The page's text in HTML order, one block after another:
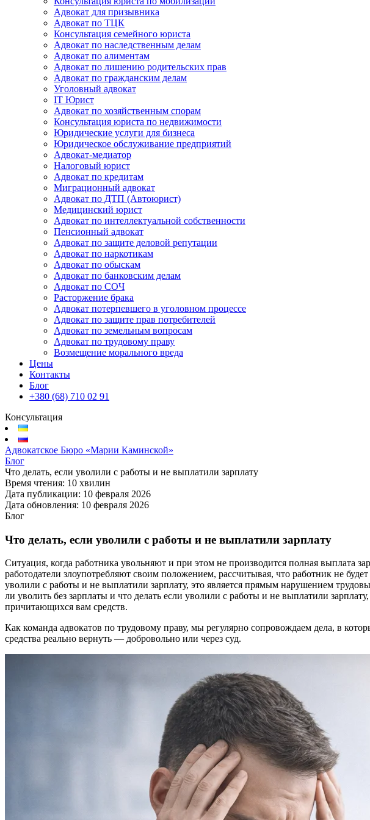
Адвокат для призывника
Адвокат по ТЦК
Консультация семейного юриста
Адвокат по наследственным делам
Адвокат по алиментам
Адвокат по лишению родительских прав
Адвокат по гражданским делам
Уголовный адвокат
IT Юрист
Адвокат по хозяйственным спорам
Консультация юриста по недвижимости
Юридические услуги для бизнеса
Юридическое обслуживание предприятий
Адвокат-медиатор
Налоговый юрист
Адвокат по кредитам
Миграционный адвокат
Адвокат по ДТП (Автоюрист)
Медицинский юрист
Адвокат по интеллектуальной собственности
Пенсионный адвокат
Адвокат по защите деловой репутации
Адвокат по наркотикам
Адвокат по обыскам
Адвокат по банковским делам
Адвокат по СОЧ
Расторжение брака
Адвокат потерпевшего в уголовном процессе
Адвокат по защите прав потребителей
Адвокат по земельным вопросам
Адвокат по трудовому праву
Возмещение морального вреда
Цены
Контакты
Блог
+380 (68) 710 02 91
Консультация
Адвокатское Бюро «Марии Каминской»
Блог
Что делать, если уволили с работы и не выплатили зарплату
Время чтения: 10 хвилин
Дата публикации: 10 февраля 2026
Дата обновления: 10 февраля 2026
Блог
Что делать, если уволили с работы и не выплатили зарплату
Ситуация, когда работника увольняют и при этом не производится полная выплата
работодатели злоупотребляют своим положением, рассчитывая, что работник не
уволили с работы и не выплатили зарплату, это является прямым нарушением
ли уволить без зарплаты и что делать если уволили с работы и не выплатили
причитающихся вам средств.
Как команда адвокатов по трудовому праву, мы регулярно сопровождаем дела, в
средства реально вернуть — добровольно или через суд.